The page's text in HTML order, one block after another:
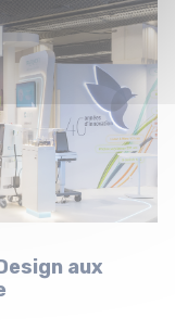
aux